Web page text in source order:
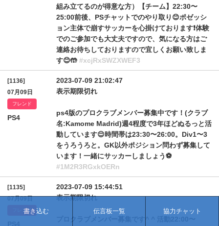
組み立てるのが得意な方）【チーム】22:30〜
25:00前後、PSチャットでのやり取り😊ポゼッシ
ョン主体で崩すサッカーを心掛けております❗️体験
でのご参加でも大丈夫ですので、気になる方はご
連絡お待ちしておりますので宜しくお願い致しま
す😊🤲 #xcjRxSWZXWEF3
[1136]
07月09日
フレンド
PS4
2023-07-09 21:02:47
表示期限切れ
ps4版のプロクラブメンバー募集中です！(クラブ
名:Kamome Madrid)週4程度で3年ほどぬるっと活
動しています😌時間帯は23:30〜26:00。Div1〜3
をうろうろと。GK以外ポジション問わず募集して
います！一緒にサッカーしましょう⚽️
#1M2R3RGxkOERn
[1135]
07月09日
フレンド
2023-07-09 15:44:51
表示期限切れ
書き込む 伝言板一覧 協力チャット